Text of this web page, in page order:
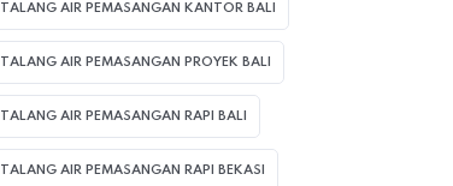
TALANG AIR PEMASANGAN KANTOR BALI
TALANG AIR PEMASANGAN PROYEK BALI
TALANG AIR PEMASANGAN RAPI BALI
TALANG AIR PEMASANGAN RAPI BEKASI